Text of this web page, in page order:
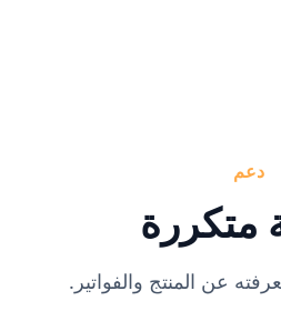
دعم
متكررة
عن المنتج والفواتير.